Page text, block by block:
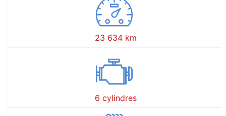
23 634 km
6 cylindres